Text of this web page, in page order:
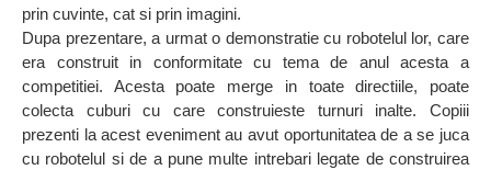
prin cuvinte, cat si prin imagini.
Dupa prezentare, a urmat o demonstratie cu robotelul lor, care
era construit in conformitate cu tema de anul acesta a
competitiei. Acesta poate merge in toate directiile, poate
colecta cuburi cu care construieste turnuri inalte. Copiii
prezenti la acest eveniment au avut oportunitatea de a se juca
cu robotelul si de a pune multe intrebari legate de construirea